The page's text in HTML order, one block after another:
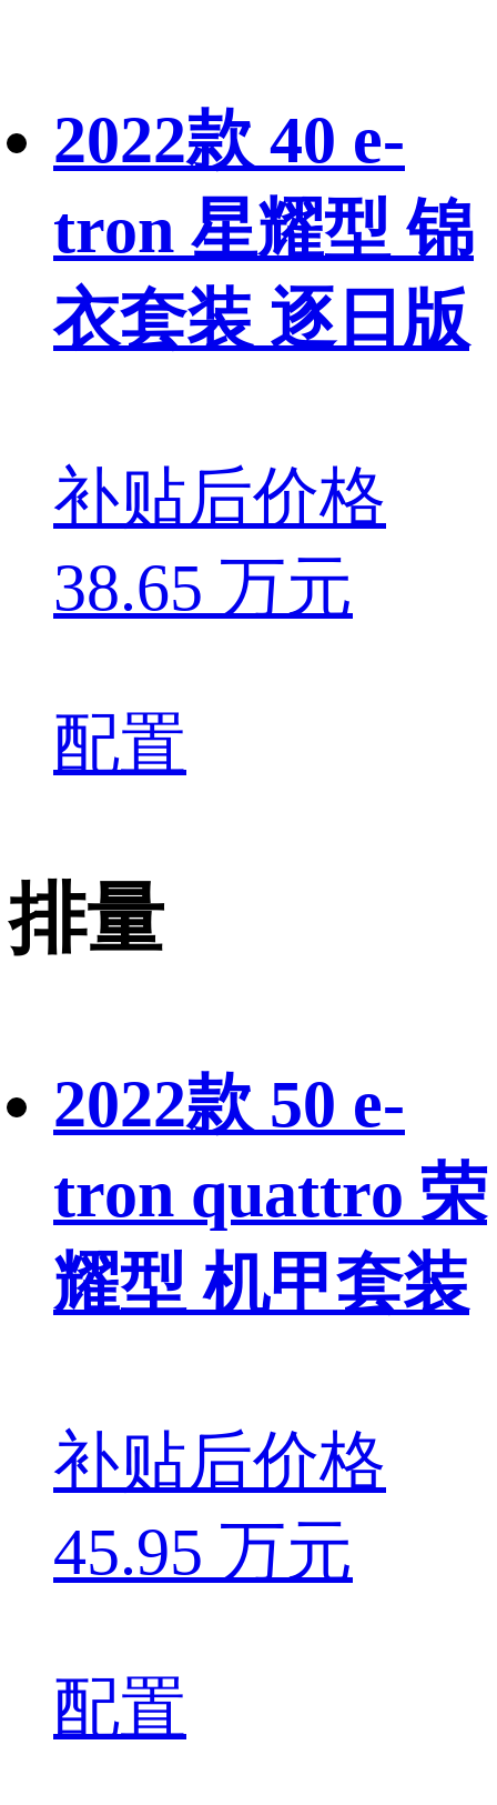
2022款 40 e-
tron 星耀型 锦
衣套装 逐日版
补贴后价格
38.65 万元
配置
排量
2022款 50 e-
tron quattro 荣
耀型 机甲套装
补贴后价格
45.95 万元
配置